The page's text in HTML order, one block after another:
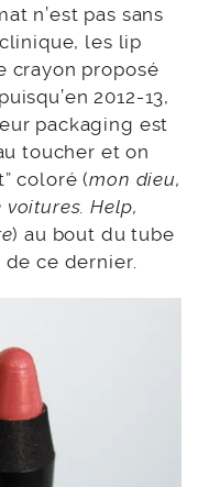
n’est pas sans
les lip
crayon proposé
2012-13,
packaging est
toucher et on
coloré (mon dieu,
Help,
) au bout du tube
ce dernier.